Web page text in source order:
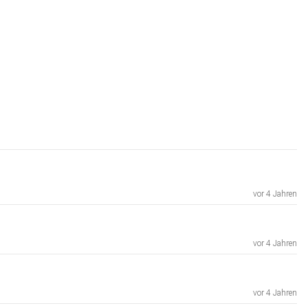
vor 4 Jahren
vor 4 Jahren
vor 4 Jahren